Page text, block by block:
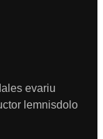
evariu
lemnisdolo